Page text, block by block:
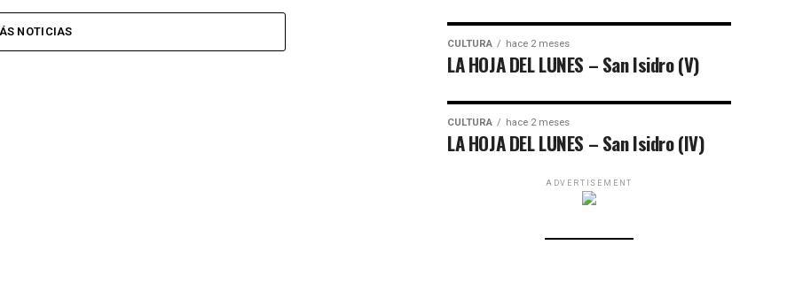
NOTICIAS
CULTURA hace 2 meses
LA HOJA DEL LUNES – San Isidro (V)
CULTURA hace 2 meses
LA HOJA DEL LUNES – San Isidro (IV)
ADVERTISEMENT